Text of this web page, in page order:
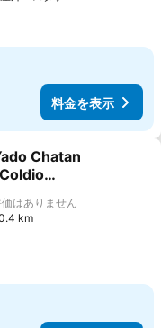
料金を表示
りに追加
Chatan
はありません
km